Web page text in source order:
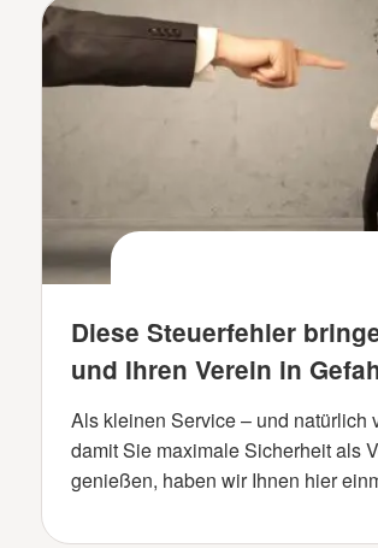
Diese Steuerfehler
und Ihren Verein in
Als kleinen Service – und natürlich
damit Sie maximale Sicherheit als
genießen, haben wir Ihnen hier